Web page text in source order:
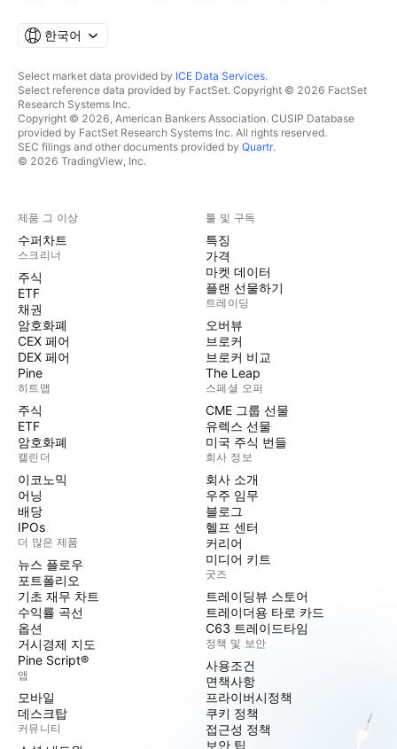
한국어
Select market data provided by ICE Data Services.
Select reference data provided by FactSet. Copyright © 2026 FactSet
Research Systems Inc.
Copyright © 2026, American Bankers Association. CUSIP Database
provided by FactSet Research Systems Inc. All rights reserved.
SEC filings and other documents provided by Quartr.
© 2026 TradingView, Inc.
제품 그 이상
수퍼차트
스크리너
주식
ETF
채권
암호화폐
CEX 페어
DEX 페어
Pine
히트맵
주식
ETF
암호화폐
캘린더
이코노믹
어닝
배당
IPOs
더 많은 제품
뉴스 플로우
포트폴리오
기초 재무 차트
수익률 곡선
옵션
거시경제 지도
Pine Script®
앱
모바일
데스크탑
커뮤니티
툴 및 구독
특징
가격
마켓 데이터
플랜 선물하기
트레이딩
오버뷰
브로커
브로커 비교
The Leap
스페셜 오퍼
CME 그룹 선물
유렉스 선물
미국 주식 번들
회사 정보
회사 소개
우주 임무
블로그
헬프 센터
커리어
미디어 키트
굿즈
트레이딩뷰 스토어
트레이더용 타로 카드
C63 트레이드타임
정책 및 보안
사용조건
면책사항
프라이버시정책
쿠키 정책
접근성 정책
보안 팁